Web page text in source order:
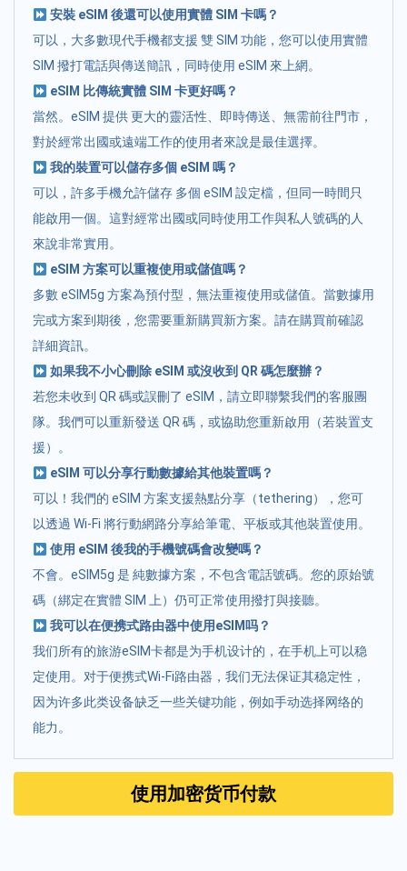
安裝 eSIM 後還可以使用實體 SIM 卡嗎？
可以，大多數現代手機都支援 雙 SIM 功能，您可以使用實體
SIM 撥打電話與傳送簡訊，同時使用 eSIM 來上網。
eSIM 比傳統實體 SIM 卡更好嗎？
當然。eSIM 提供 更大的靈活性、即時傳送、無需前往門市，
對於經常出國或遠端工作的使用者來說是最佳選擇。
我的裝置可以儲存多個 eSIM 嗎？
可以，許多手機允許儲存 多個 eSIM 設定檔，但同一時間只
能啟用一個。這對經常出國或同時使用工作與私人號碼的人
來說非常實用。
eSIM 方案可以重複使用或儲值嗎？
多數 eSIM5g 方案為預付型，無法重複使用或儲值。當數據用
完或方案到期後，您需要重新購買新方案。請在購買前確認
詳細資訊。
如果我不小心刪除 eSIM 或沒收到 QR 碼怎麼辦？
若您未收到 QR 碼或誤刪了 eSIM，請立即聯繫我們的客服團
隊。我們可以重新發送 QR 碼，或協助您重新啟用（若裝置支
援）。
eSIM 可以分享行動數據給其他裝置嗎？
可以！我們的 eSIM 方案支援熱點分享（tethering），您可
以透過 Wi-Fi 將行動網路分享給筆電、平板或其他裝置使用。
使用 eSIM 後我的手機號碼會改變嗎？
不會。eSIM5g 是 純數據方案，不包含電話號碼。您的原始號
碼（綁定在實體 SIM 上）仍可正常使用撥打與接聽。
我可以在便携式路由器中使用eSIM吗？
我们所有的旅游eSIM卡都是为手机设计的，在手机上可以稳
定使用。对于便携式Wi-Fi路由器，我们无法保证其稳定性，
因为许多此类设备缺乏一些关键功能，例如手动选择网络的
能力。
使用加密货币付款